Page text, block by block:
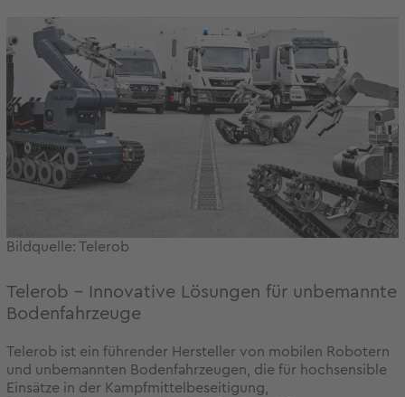
Bildquelle: Telerob
Telerob – Innovative Lösungen für unbemannte
Bodenfahrzeuge
Telerob ist ein führender Hersteller von mobilen Robotern
und unbemannten Bodenfahrzeugen, die für hochsensible
Einsätze in der Kampfmittelbeseitigung,